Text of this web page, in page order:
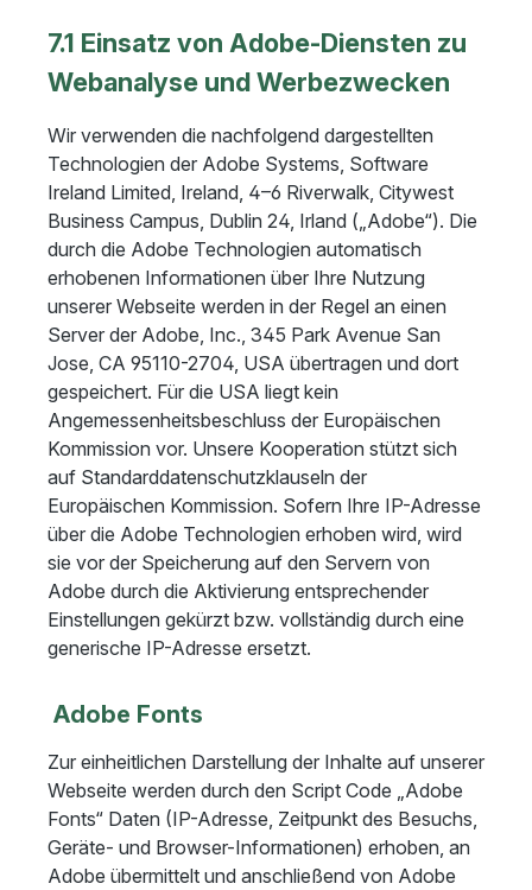
7.1 Einsatz von Adobe-Diensten zu
Webanalyse und Werbezwecken
Wir verwenden die nachfolgend dargestellten
Technologien der Adobe Systems, Software
Ireland Limited, Ireland, 4–6 Riverwalk, Citywest
Business Campus, Dublin 24, Irland („Adobe“). Die
durch die Adobe Technologien automatisch
erhobenen Informationen über Ihre Nutzung
unserer Webseite werden in der Regel an einen
Server der Adobe, Inc., 345 Park Avenue San
Jose, CA 95110-2704, USA übertragen und dort
gespeichert. Für die USA liegt kein
Angemessenheitsbeschluss der Europäischen
Kommission vor. Unsere Kooperation stützt sich
auf Standarddatenschutzklauseln der
Europäischen Kommission. Sofern Ihre IP-Adresse
über die Adobe Technologien erhoben wird, wird
sie vor der Speicherung auf den Servern von
Adobe durch die Aktivierung entsprechender
Einstellungen gekürzt bzw. vollständig durch eine
generische IP-Adresse ersetzt.
Adobe Fonts
Zur einheitlichen Darstellung der Inhalte auf unserer
Webseite werden durch den Script Code „Adobe
Fonts“ Daten (IP-Adresse, Zeitpunkt des Besuchs,
Geräte- und Browser-Informationen) erhoben, an
Adobe übermittelt und anschließend von Adobe